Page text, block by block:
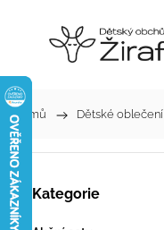
Domů / Dětské oblečení
Kategorie